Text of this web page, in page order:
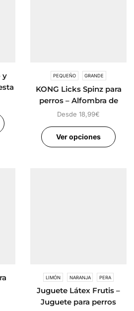
y
PEQUEÑO GRANDE
KONG Licks Spinz para
perros – Alfombra de
lamido giratoria
Desde 18,99€
Ver opciones
LIMÓN NARANJA PERA
Juguete Látex Frutis –
Juguete para perros